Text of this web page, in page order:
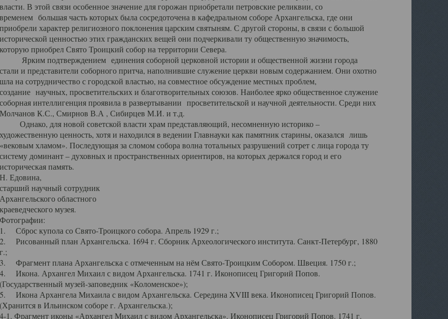
власти. В этой связи особенное значение для горожан приобретали петровские реликвии, со
временем большая часть которых была сосредоточена в кафедральном соборе Архангельска, где они
приобрели характер религиозного поклонения царским святыням. С другой стороны, в связи с большой
исторической ценностью этих гражданских вещей они подчеркивали ту общественную значимость,
которую приобрел Свято Троицкий собор на территории Севера.
Ярким подтверждением единения соборной церковной истории и общественной жизни города
стали и представители соборного притча, наполнившие служение церкви новым содержанием. Они охотно
шла на сотрудничество с городской властью, на совместное обсуждение местных проблем,
создание научных, просветительских и благотворительных союзов. Наиболее ярко общественное служение
соборная интеллигенция проявила в развертывании просветительской и научной деятельности. Среди них
Молчанов К.С., Смирнов В.А , Сибирцев М.И. и т.д.
Однако, для новой советской власти храм представляющий, несомненную историко –
художественную ценность, хотя и находился в ведении Главнауки как памятник старины, оказался лишь
«вековым хламом». Последующая за сломом собора волна тотальных разрушений сотрет с лица города ту
систему доминант – духовных и пространственных ориентиров, на которых держался город и его
историческая память.
Н. Едовина,
старший научный сотрудник
Архангельского областного
краеведческого музея.
Фотографии:
1. Сброс купола со Свято-Троицкого собора. Апрель 1929 г.;
2. Рисованный план Архангельска. 1694 г. Сборник Археологического института. Санкт-Петербург, 1880
г.;
3. Фрагмент плана Архангельска с отмеченным на нём Свято-Троицким Собором. Швеция. 1750 г.;
4. Икона. Архангел Михаил с видом Архангельска. 1741 г. Иконописец Григорий Попов.
(Государственный музей-заповедник «Коломенское»);
5. Икона Архангела Михаила с видом Архангельска. Середина XVIII века. Иконописец Григорий Попов.
(Хранится в Ильинском соборе г. Архангельска.);
4-1. Фрагмент иконы «Архангел Михаил с видом Архангельска». Иконописец Григорий Попов. 1741 г.